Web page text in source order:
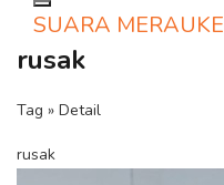
Toggle navigation
SUARA MERAUKE
rusak
Tag » Detail
rusak